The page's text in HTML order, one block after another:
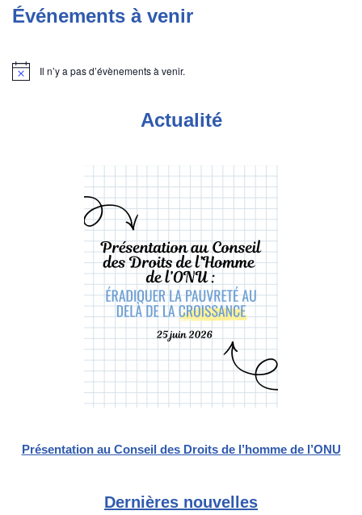
Événements à venir
Notice Il n’y a pas d’évènements à venir.
Actualité
Présentation au Conseil des Droits de l’homme de l’ONU
Dernières nouvelles